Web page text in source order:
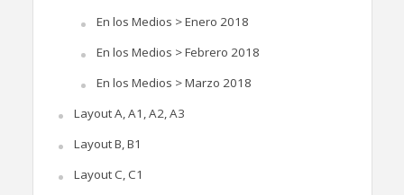
En los Medios > Enero 2018
En los Medios > Febrero 2018
En los Medios > Marzo 2018
Layout A, A1, A2, A3
Layout B, B1
Layout C, C1